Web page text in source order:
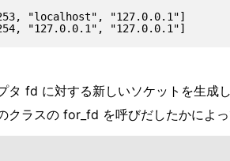
"localhost", "127.0.0.1"]
タ fd に対する新しいソケットを生成し
クラスの for_fd を呼びだしたかによっ